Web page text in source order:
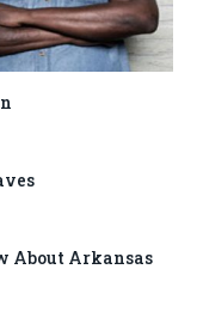
About Arkansas